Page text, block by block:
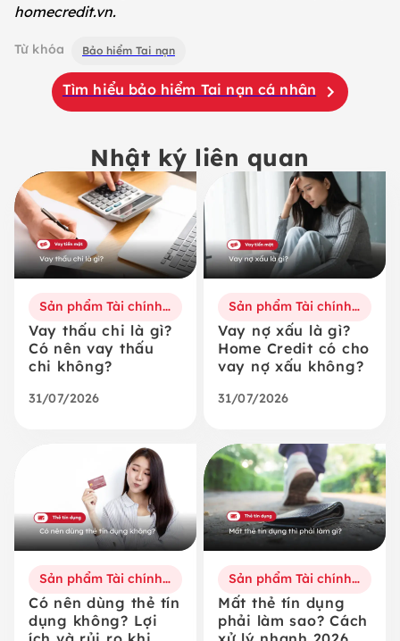
homecredit.vn.
Từ khóa Bảo hiểm Tai nạn
Tìm hiểu bảo hiểm Tai nạn cá nhân
Nhật ký liên quan
Sản phẩm Tài chính số
Vay thấu chi là gì?
Có nên vay thấu
chi không?
31/07/2026
Sản phẩm Tài chính số
Vay nợ xấu là gì?
Home Credit có cho
vay nợ xấu không?
31/07/2026
Sản phẩm Tài chính số
Có nên dùng thẻ tín
dụng không? Lợi
Sản phẩm Tài chính số
Mất thẻ tín dụng
phải làm sao? Cách